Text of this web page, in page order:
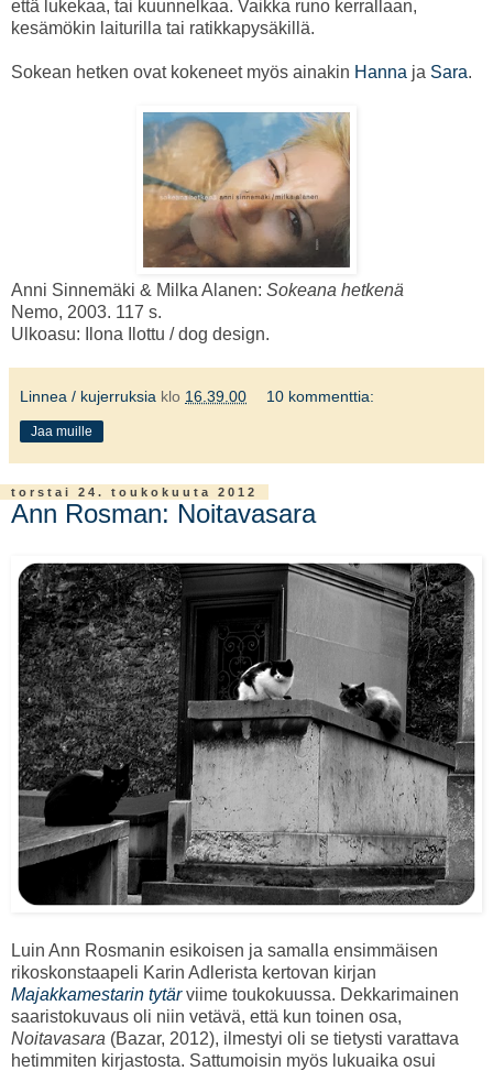
että lukekaa, tai kuunnelkaa. Vaikka runo kerrallaan,
kesämökin laiturilla tai ratikkapysäkillä.
Sokean hetken ovat kokeneet myös ainakin Hanna ja Sara.
Anni Sinnemäki & Milka Alanen: Sokeana hetkenä
Nemo, 2003. 117 s.
Ulkoasu: Ilona Ilottu / dog design.
Linnea / kujerruksia klo 16.39.00 10 kommenttia:
Jaa muille
torstai 24. toukokuuta 2012
Ann Rosman: Noitavasara
Luin Ann Rosmanin esikoisen ja samalla ensimmäisen
rikoskonstaapeli Karin Adlerista kertovan kirjan
Majakkamestarin tytär viime toukokuussa. Dekkarimainen
saaristokuvaus oli niin vetävä, että kun toinen osa,
Noitavasara (Bazar, 2012), ilmestyi oli se tietysti varattava
hetimmiten kirjastosta. Sattumoisin myös lukuaika osui